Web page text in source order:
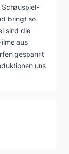
bringt so
sind die
aus
gespannt
uns